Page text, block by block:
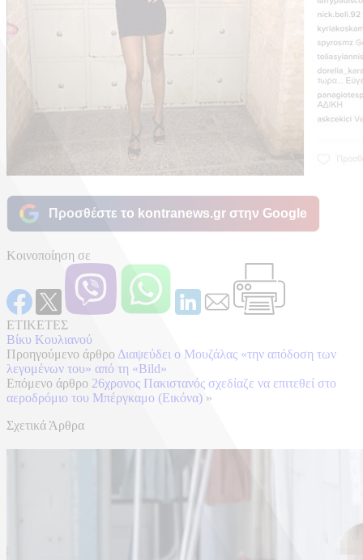
Προσθέστε το kontranews.gr στην Google
Κοινοποίηση σε
ΕΤΙΚΕΤΕΣ
Βίκυ Κουλιανού
Προηγούμενο άρθρο Διαψεύδει ο Μουζάλας «την απόδοση των
λεγομένων του» από τη «Bild»
Επόμενο άρθρο 26χρονος Πακιστανός σχεδίαζε να επιτεθεί στο
αεροδρόμιο του Μπέργκαμο (Εικόνα) »
Σχετικά Άρθρα